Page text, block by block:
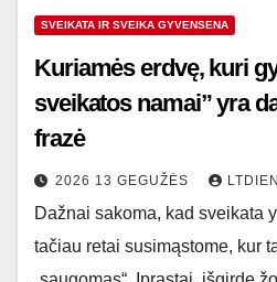
SVEIKATA IR SVEIKA GYVENSENA
Kuriamės erdvę, kuri
sveikatos namai” yra
frazė
2026 13 GEGUŽĖS
Dažnai sakoma, kad sveikata
tačiau retai susimąstome, kur